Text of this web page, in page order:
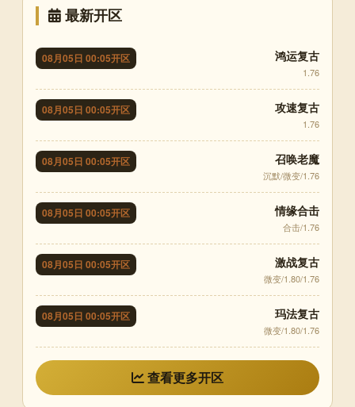
最新开区
08月05日 00:05开区 鸿运复古
1.76
08月05日 00:05开区 攻速复古
1.76
08月05日 00:05开区 召唤老魔
沉默/微变/1.76
08月05日 00:05开区 情缘合击
合击/1.76
08月05日 00:05开区 激战复古
微变/1.80/1.76
08月05日 00:05开区 玛法复古
微变/1.80/1.76
查看更多开区